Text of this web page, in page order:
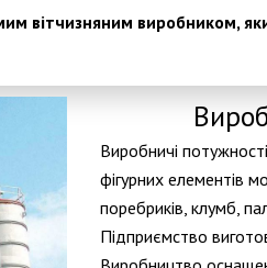
вітчизняним виробником,
Виробничі
фігурних елементів
поребриків, клумб,
Підприємство